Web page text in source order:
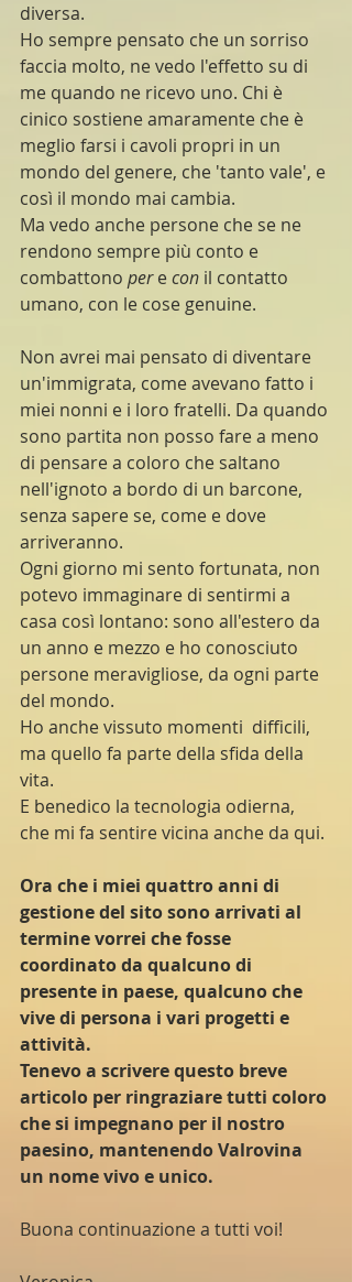
diversa.
Ho sempre pensato che un sorriso
faccia molto, ne vedo l'effetto su di
me quando ne ricevo uno. Chi è
cinico sostiene amaramente che è
meglio farsi i cavoli propri in un
mondo del genere, che 'tanto vale', e
così il mondo mai cambia.
Ma vedo anche persone che se ne
rendono sempre più conto e
combattono per e con il contatto
umano, con le cose genuine.
Non avrei mai pensato di diventare
un'immigrata, come avevano fatto i
miei nonni e i loro fratelli. Da quando
sono partita non posso fare a meno
di pensare a coloro che saltano
nell'ignoto a bordo di un barcone,
senza sapere se, come e dove
arriveranno.
Ogni giorno mi sento fortunata, non
potevo immaginare di sentirmi a
casa così lontano: sono all'estero da
un anno e mezzo e ho conosciuto
persone meravigliose, da ogni parte
del mondo.
Ho anche vissuto momenti  difficili,
ma quello fa parte della sfida della
vita.
E benedico la tecnologia odierna,
che mi fa sentire vicina anche da qui.
Ora che i miei quattro anni di
gestione del sito sono arrivati al
termine vorrei che fosse
coordinato da qualcuno di
presente in paese, qualcuno che
vive di persona i vari progetti e
attività.
Tenevo a scrivere questo breve
articolo per ringraziare tutti coloro
che si impegnano per il nostro
paesino, mantenendo Valrovina
un nome vivo e unico.
Buona continuazione a tutti voi!